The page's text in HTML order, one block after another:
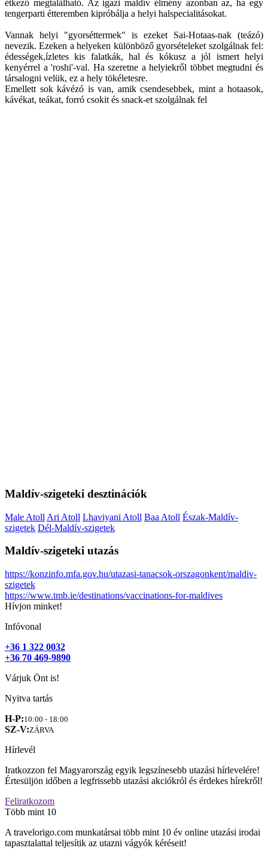
étkező megtalálható. Az igazi maldív élmény azonban az, ha egy
tengerparti étteremben kipróbálja a helyi halspecialitásokat.
Vannak helyi "gyorséttermek" is ezeket Sai-Hotaas-nak (teázó)
nevezik. Ezeken a helyeken különböző gyorsételeket szolgálnak fel:
édességek,ízletes kis falatkák, hal és kókusz a jól ismert helyi
kenyérrel a 'roshi'-val. Ha szeretne a helyiekről többet megtudni és
társalogni velük, ez a hely tökéletesre.
Emellett sok kávézó is van, amik csendesebbek, mint a hotaasok,
kávékat, teákat, forró csokit és snack-et szolgálnak fel
Maldív-szigeteki desztinációk
Male Atoll Ari Atoll Lhaviyani Atoll Baa Atoll Észak-Maldív-
szigetek Dél-Maldív-szigetek
Maldív-szigeteki utazás
https://konzinfo.mfa.gov.hu/utazasi-tanacsok-orszagonkent/maldiv-
szigetek
https://www.tmb.ie/destinations/vaccinations-for-maldives
Hívjon minket!
Infóvonal
+36 1 322 0032
+36 70 469-9890
Várjuk Önt is!
Nyitva tartás
H-P:10:00 - 18:00
SZ-V:ZÁRVA
Hírlevél
Iratkozzon fel Magyarország egyik legszínesebb utazási hírlevelére!
Értesüljön időben a legfrissebb utazási akciókról és érdekes hírekről!
Feliratkozom
Több mint 10
A travelorigo.com munkatársai több mint 10 év online utazási irodai
tapasztalattal teljesítik az utazni vágyók kéréseit!